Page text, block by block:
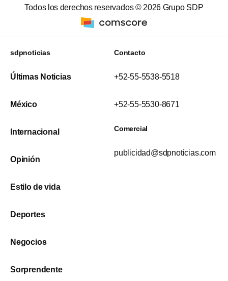
Todos los derechos reservados © 2026 Grupo SDP
sdpnoticias
Últimas Noticias
México
Internacional
Opinión
Estilo de vida
Deportes
Negocios
Sorprendente
Contacto
+52-55-5538-5518
+52-55-5530-8671
Comercial
publicidad@sdpnoticias.com